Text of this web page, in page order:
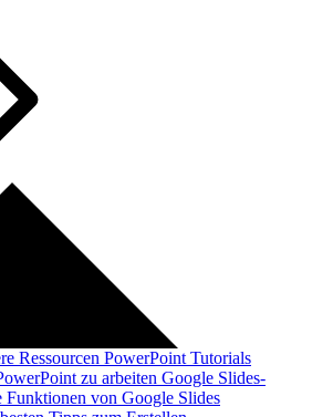
Ressourcen PowerPoint Tutorials
zu arbeiten Google Slides-
Funktionen von Google Slides